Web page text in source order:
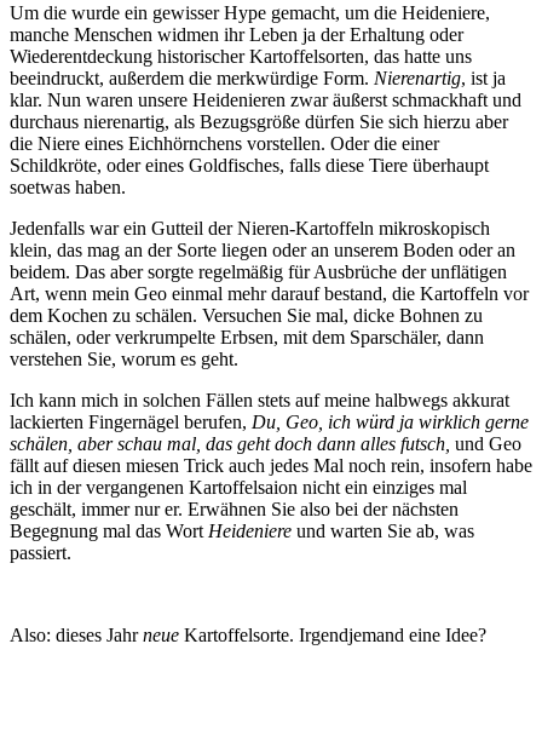
Um die wurde ein gewisser Hype gemacht, um die Heideniere,
manche Menschen widmen ihr Leben ja der Erhaltung oder
Wiederentdeckung historischer Kartoffelsorten, das hatte uns
beeindruckt, außerdem die merkwürdige Form. Nierenartig, ist ja
klar. Nun waren unsere Heidenieren zwar äußerst schmackhaft und
durchaus nierenartig, als Bezugsgröße dürfen Sie sich hierzu aber
die Niere eines Eichhörnchens vorstellen. Oder die einer
Schildkröte, oder eines Goldfisches, falls diese Tiere überhaupt
soetwas haben.
Jedenfalls war ein Gutteil der Nieren-Kartoffeln mikroskopisch
klein, das mag an der Sorte liegen oder an unserem Boden oder an
beidem. Das aber sorgte regelmäßig für Ausbrüche der unflätigen
Art, wenn mein Geo einmal mehr darauf bestand, die Kartoffeln vor
dem Kochen zu schälen. Versuchen Sie mal, dicke Bohnen zu
schälen, oder verkrumpelte Erbsen, mit dem Sparschäler, dann
verstehen Sie, worum es geht.
Ich kann mich in solchen Fällen stets auf meine halbwegs akkurat
lackierten Fingernägel berufen, Du, Geo, ich würd ja wirklich gerne
schälen, aber schau mal, das geht doch dann alles futsch, und Geo
fällt auf diesen miesen Trick auch jedes Mal noch rein, insofern habe
ich in der vergangenen Kartoffelsaion nicht ein einziges mal
geschält, immer nur er. Erwähnen Sie also bei der nächsten
Begegnung mal das Wort Heideniere und warten Sie ab, was
passiert.
Also: dieses Jahrneue Kartoffelsorte. Irgendjemand eine Idee?